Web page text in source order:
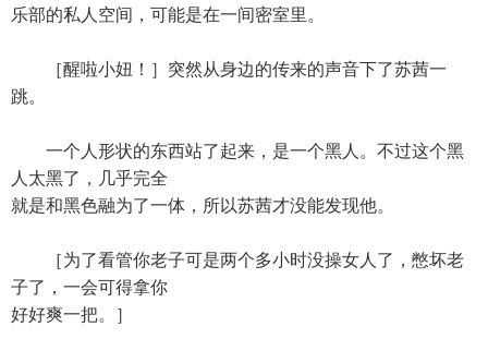
乐部的私人空间，可能是在一间密室里。
［醒啦小妞！］突然从身边的传来的声音下了苏茜一
跳。
一个人形状的东西站了起来，是一个黑人。不过这个黑
人太黑了，几乎完全
就是和黑色融为了一体，所以苏茜才没能发现他。
［为了看管你老子可是两个多小时没操女人了，憋坏老
子了，一会可得拿你
好好爽一把。］